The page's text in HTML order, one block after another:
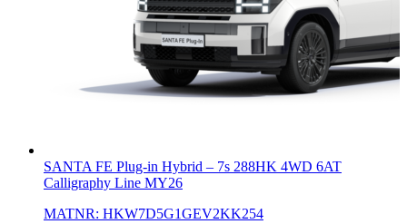
SANTA FE Plug-in Hybrid – 7s 288HK 4WD 6AT
Calligraphy Line MY26
MATNR: HKW7D5G1GEV2KK254